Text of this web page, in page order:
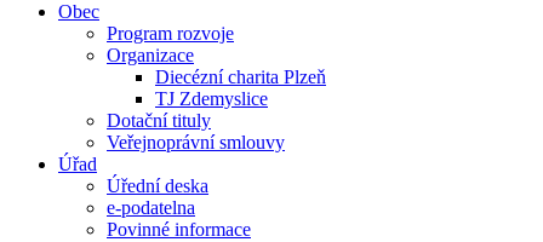
Obec
Program rozvoje
Organizace
Diecézní charita Plzeň
TJ Zdemyslice
Dotační tituly
Veřejnoprávní smlouvy
Úřad
Úřední deska
e-podatelna
Povinné informace